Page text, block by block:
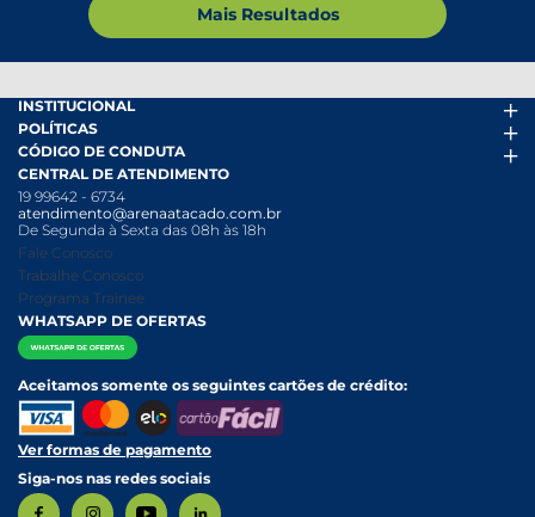
Mais Resultados
INSTITUCIONAL
Arena Mais
Fácil Pra Pagar
Ofertas
Folheto
Nossas Lojas
Nossa História
Relatório Transparência Salarial
POLÍTICAS
Termos de uso
Política de Trocas e Devoluções
Política de Privacidade
Política Anticorrupção
Política de entrega e Retirada
Política de Pagamento
CÓDIGO DE CONDUTA
Código de conduta PDF
Canal de Denúncias
Canal de Denúncias da Mulher
CENTRAL DE ATENDIMENTO
19 99642 - 6734
atendimento@arenaatacado.com.br
De Segunda à Sexta das 08h às 18h
Fale Conosco
Trabalhe Conosco
Programa Trainee
WHATSAPP DE OFERTAS
Aceitamos somente os seguintes cartões de crédito:
Ver formas de pagamento
Siga-nos nas redes sociais